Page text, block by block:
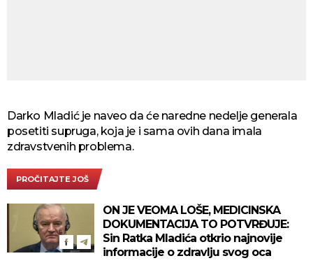
Darko Mladić je naveo da će naredne nedelje generala
posetiti supruga, koja je i sama ovih dana imala
zdravstvenih problema.
PROČITAJTE JOŠ
ON JE VEOMA LOŠE, MEDICINSKA
DOKUMENTACIJA TO POTVRĐUJE:
Sin Ratka Mladića otkrio najnovije
informacije o zdravlju svog oca